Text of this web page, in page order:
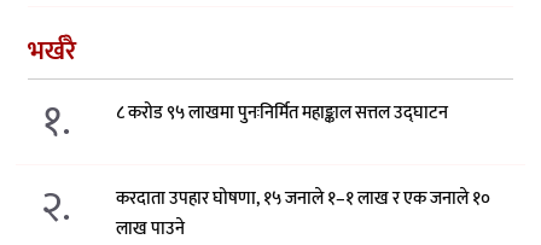
भर्खरै
१. ८ करोड ९५ लाखमा पुनःनिर्मित महाङ्काल सत्तल उद्घाटन
२.
करदाता उपहार घोषणा, १५ जनाले १–१ लाख र एक जनाले १०
लाख पाउने